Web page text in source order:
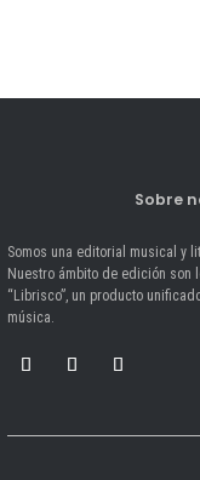
Sobre
Somos una editorial musical y
Nuestro ámbito de edición son
“Librisco”, un producto
música.